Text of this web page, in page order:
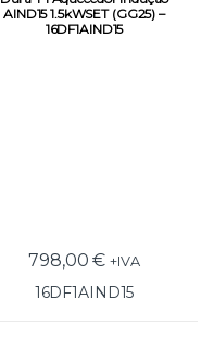
AIND15 1.5kWSET (GG25) –
16DF1AIND15
798,00€ +IVA
16DF1AIND15